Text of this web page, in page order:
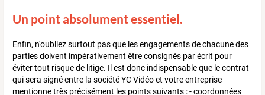
Un point absolument essentiel.
Enfin, n'oubliez surtout pas que les engagements de chacune des
parties doivent impérativement être consignés par écrit pour
éviter tout risque de litige. Il est donc indispensable que le contrat
qui sera signé entre la société YC Vidéo et votre entreprise
mentionne très précisément les points suivants : - coordonnées